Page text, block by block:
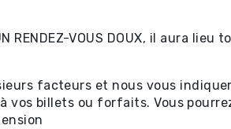
RENDEZ-VOUS DOUX, il aura
facteurs et nous vous
vos billets ou forfaits. Vous